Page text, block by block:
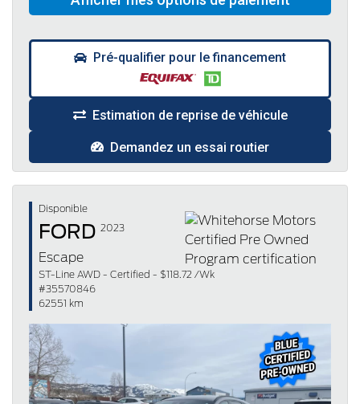
Pré-qualifier pour le financement
Estimation de reprise de véhicule
Demandez un essai routier
Disponible
FORD 2023
Escape
ST-Line AWD - Certified - $118.72 /Wk
#35570846
62551 km